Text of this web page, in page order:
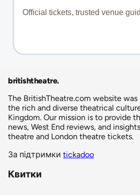
britishtheatre.
The BritishTheatre.com website
the rich and diverse theatrical
Kingdom. Our mission is to provide
news, West End reviews, and
theatre and London theatre tickets.
За підтримки tickadoo
Квитки